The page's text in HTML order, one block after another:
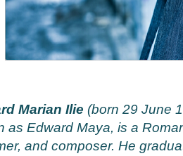
Marian Ilie (born 29 June
as Edward Maya, is a
and composer. He